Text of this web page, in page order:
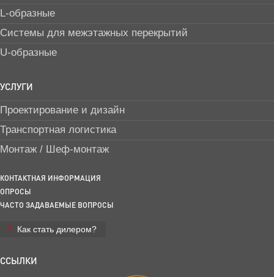
L-образные
Системы для межэтажных перекрытий
U-образные
УСЛУГИ
Проектирование и дизайн
Транспортная логистика
Монтаж / Шеф-монтаж
КОНТАКТНАЯ ИНФОРМАЦИЯ
ОПРОСЫ
ЧАСТО ЗАДАВАЕМЫЕ ВОПРОСЫ
Как стать дилером?
ССЫЛКИ